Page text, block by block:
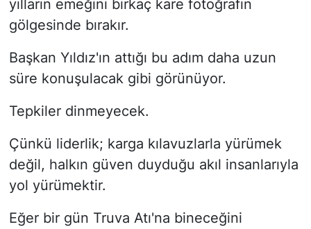
yılların emeğini birkaç kare fotoğrafın
gölgesinde bırakır.
Başkan Yıldız'ın attığı bu adım daha uzun
süre konuşulacak gibi görünüyor.
Tepkiler dinmeyecek.
Çünkü liderlik; karga kılavuzlarla yürümek
değil, halkın güven duyduğu akıl insanlarıyla
yol yürümektir.
Eğer bir gün Truva Atı'na bineceğini